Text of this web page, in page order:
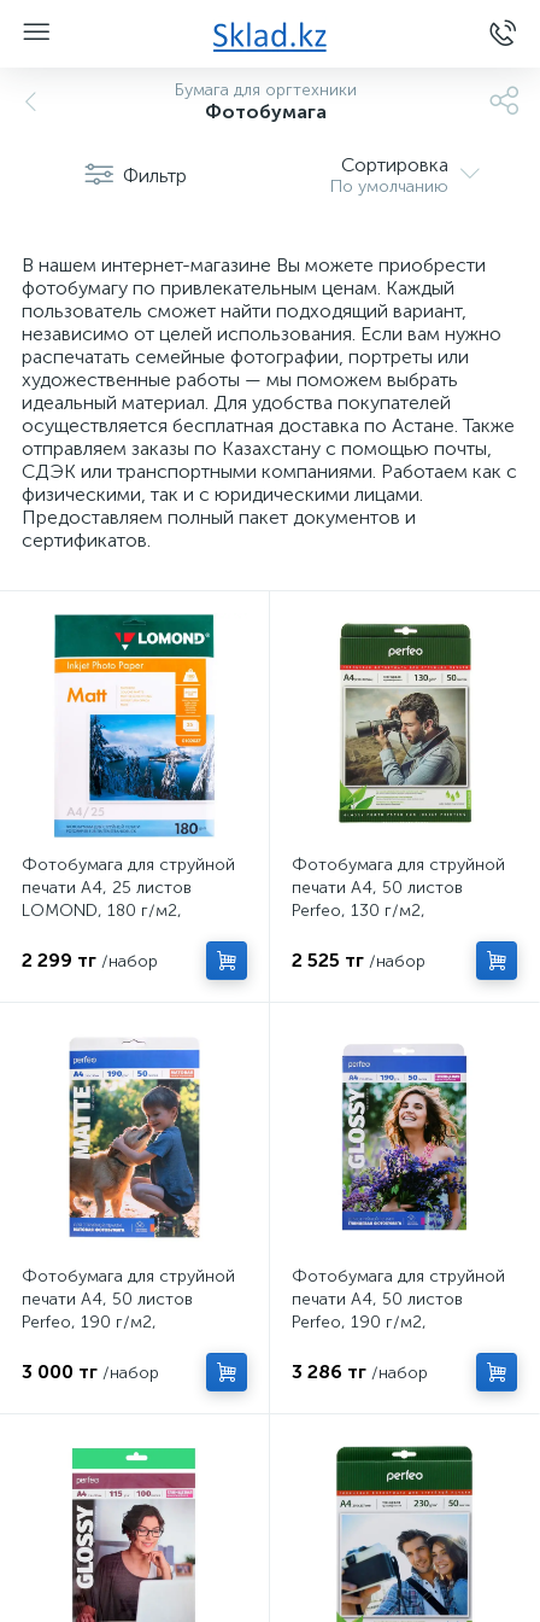
Бумага для оргтехники
Фотобумага
Фильтр Сортировка
По умолчанию
В нашем интернет-магазине Вы можете приобрести
фотобумагу по привлекательным ценам. Каждый
пользователь сможет найти подходящий вариант,
независимо от целей использования. Если вам нужно
распечатать семейные фотографии, портреты или
художественные работы — мы поможем выбрать
идеальный материал. Для удобства покупателей
осуществляется бесплатная доставка по Астане. Также
отправляем заказы по Казахстану с помощью почты,
СДЭК или транспортными компаниями. Работаем как с
физическими, так и с юридическими лицами.
Предоставляем полный пакет документов и
сертификатов.
Фотобумага для струйной
печати А4, 25 листов
LOMOND, 180 г/м2,
2 299 тг /набор
Фотобумага для струйной
печати А4, 50 листов
Perfeo, 130 г/м2,
2 525 тг /набор
Фотобумага для струйной
печати А4, 50 листов
Perfeo, 190 г/м2,
3 000 тг /набор
Фотобумага для струйной
печати А4, 50 листов
Perfeo, 190 г/м2,
3 286 тг /набор